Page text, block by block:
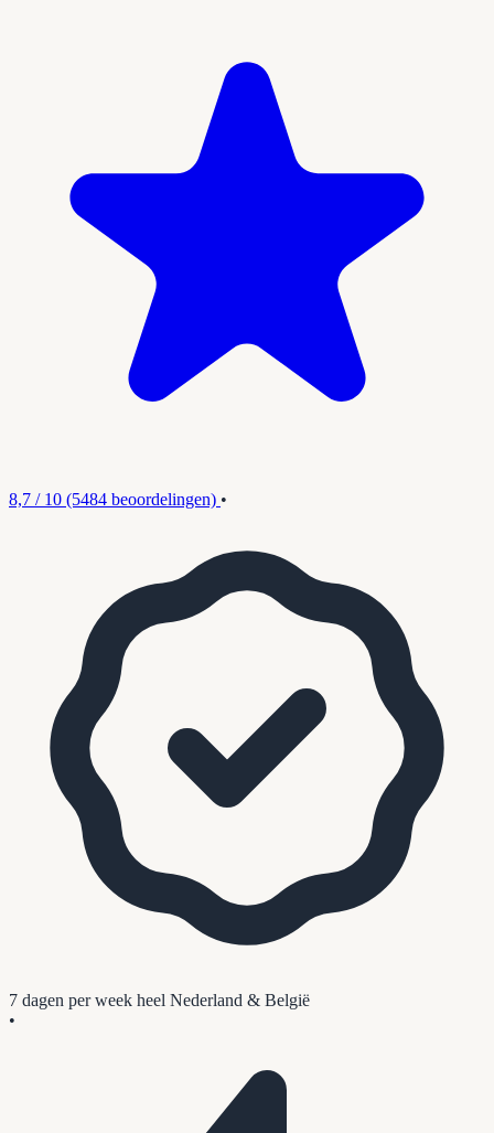
8,7 / 10 (5484 beoordelingen) •
7 dagen per week heel Nederland & België
•